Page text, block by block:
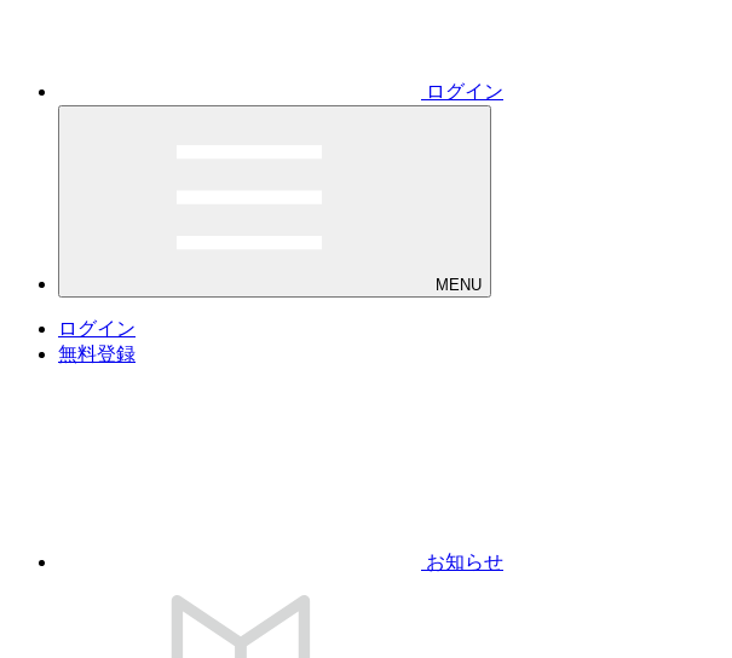
ログイン
MENU
ログイン
無料登録
お知らせ